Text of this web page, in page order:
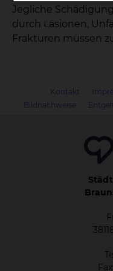
Jegliche
durch Läsionen,
Frakturen müssen
Kontakt
Bildnachweise